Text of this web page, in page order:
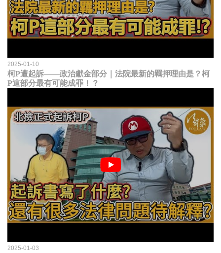
2025-01-10
柯P遭起訴——政治獻金部分｜法院最新的羈押理由是？柯
P這部分最有可能成罪！？
2025-01-03